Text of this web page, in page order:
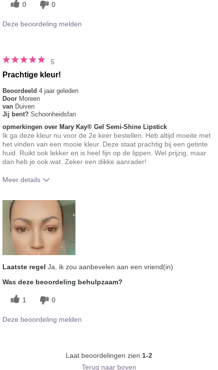
0 0
Deze beoordeling melden
5
Prachtige kleur!
Beoordeeld 4 jaar geleden
Door Moreen
van Duiven
Jij bent? Schoonheidsfan
opmerkingen over Mary Kay® Gel Semi-Shine Lipstick
Ik ga deze kleur nu voor de 2e keer bestellen. Heb altijd moeite met
het vinden van een mooie kleur. Deze staat prachtig bij een getinte
huid. Ruikt ook lekker en is heel fijn op de lippen. Wel prijzig, maar
dan heb je ook wat. Zeker een dikke aanrader!
Meer details
Hoe bevalt je het product in vergelijking
met andere door je gebruikte merken
decoratieve make-up?
Laatste regel Ja, ik zou aanbevelen aan een vriend(in)
Was deze beoordeling behulpzaam?
1 0
Deze beoordeling melden
Laat beoordelingen zien 1-2
Terug naar boven